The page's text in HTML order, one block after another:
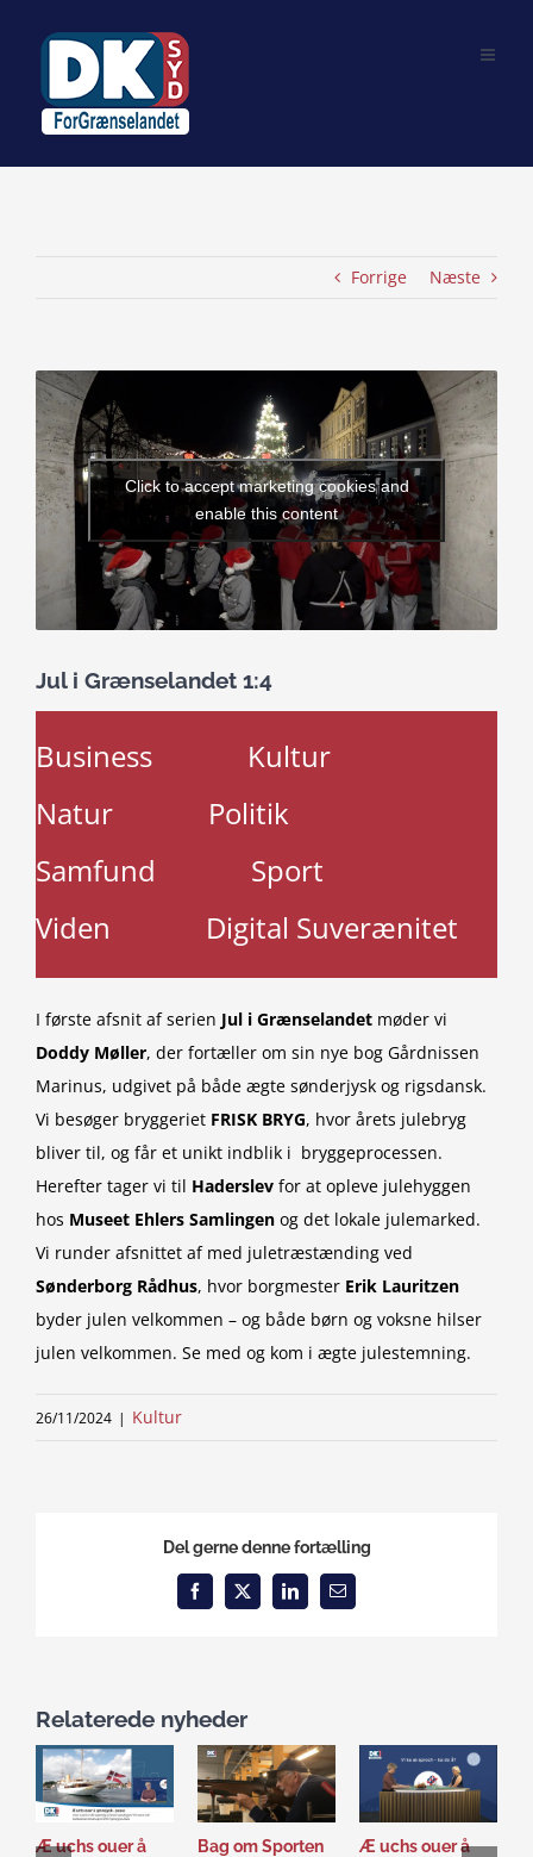
Forrige Næste
View
Larger
Image
Click to accept marketing cookies and
enable this content
Jul i Grænselandet 1:4
Business
Kultur
Natur
Politik
Samfund
Sport
Viden
Digital Suverænitet
I første afsnit af serien Jul i Grænselandet møder vi
Doddy Møller, der fortæller om sin nye bog Gårdnissen
Marinus, udgivet på både ægte sønderjysk og rigsdansk.
Vi besøger bryggeriet FRISK BRYG, hvor årets julebryg
bliver til, og får et unikt indblik i bryggeprocessen.
Herefter tager vi til Haderslev for at opleve julehyggen
hos Museet Ehlers Samlingen og det lokale julemarked.
Vi runder afsnittet af med juletræstænding ved
Sønderborg Rådhus, hvor borgmester Erik Lauritzen
byder julen velkommen – og både børn og voksne hilser
julen velkommen. Se med og kom i ægte julestemning.
26/11/2024 | Kultur
Del gerne denne fortælling
Facebook
X LinkedInEmail
Relaterede nyheder
Æ uchs ouer å
Bag om Sporten
Æ uchs ouer å